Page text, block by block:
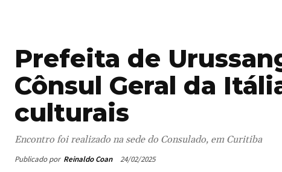
Prefeita de
Cônsul Geral da
culturais
Encontro foi realizado na sede do Consulado, em Curitiba
Publicado por Reinaldo Coan 24/02/2025